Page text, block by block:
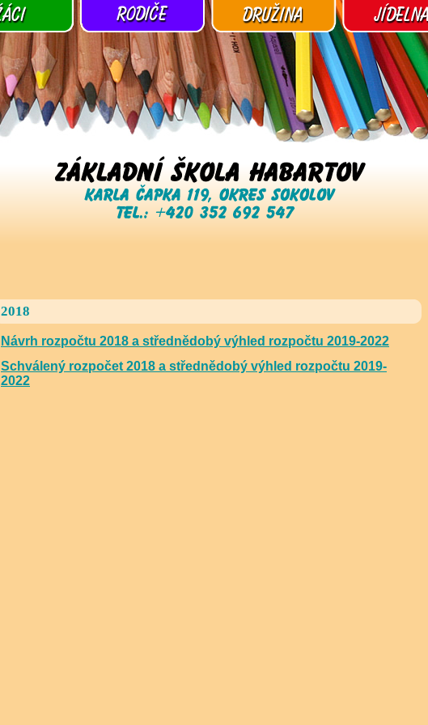
2018
Návrh rozpočtu 2018 a střednědobý výhled rozpočtu 2019-2022
Schválený rozpočet 2018 a střednědobý výhled rozpočtu 2019-
2022